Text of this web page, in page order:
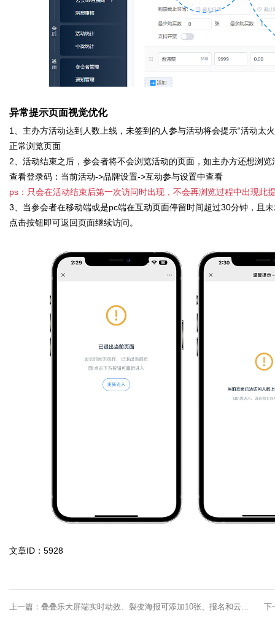
异常提示页面视觉优化
1、主办方活动达到人数上线，未签到的人参与活动将会提示“活动
正常浏览页面
2、活动结束之后，参会者将不会浏览活动的页面，如主办方还想浏
查看登录码：当前活动->品牌设置->互动参与设置中查看
ps：只会在活动结束后第一次访问时出现，不会再浏览过程中出现此
3、当参会者在移动端或是pc端在互动页面停留时间超过30分钟，且
点击按钮即可返回页面继续访问。
文章ID：5928
上一篇： 叠叠乐大屏端实时动效、裂变海报可添加10张、报名和云会场多渠道链接可同步生成...超 ... 下